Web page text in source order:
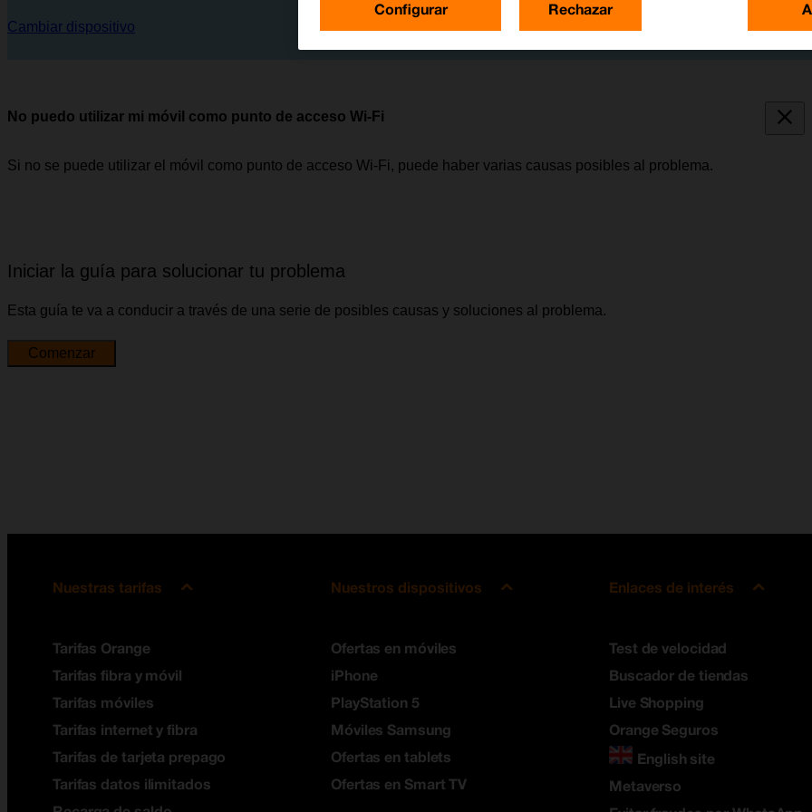
Cambiar dispositivo
No puedo utilizar mi móvil como punto de acceso Wi-Fi
Si no se puede utilizar el móvil como punto de acceso Wi-Fi, puede haber varias causas posibles al problema.
Iniciar la guía para solucionar tu problema
Esta guía te va a conducir a través de una serie de posibles causas y soluciones al problema.
Comenzar
Nuestras tarifas
Tarifas Orange
Tarifas fibra y móvil
Tarifas móviles
Tarifas internet y fibra
Tarifas de tarjeta prepago
Tarifas datos ilimitados
Nuestros dispositivos
Ofertas en móviles
iPhone
PlayStation 5
Móviles Samsung
Ofertas en tablets
Ofertas en Smart TV
Enlaces de interés
Test de velocidad
Buscador de tiendas
Live Shopping
Orange Seguros
English site
Metaverso
Configurar Rechazar